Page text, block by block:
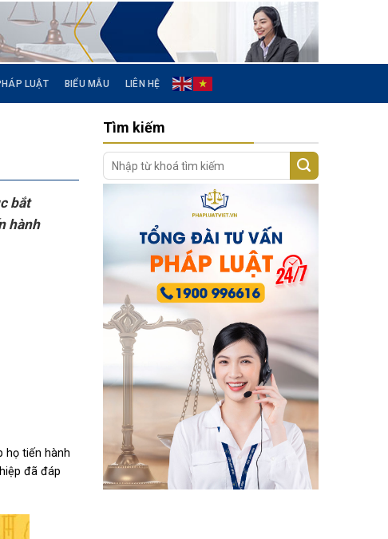
LUẬT BIỂU MẪU LIÊN HỆ
bắt
hành
họ tiến hành
đã đáp
Tìm kiếm